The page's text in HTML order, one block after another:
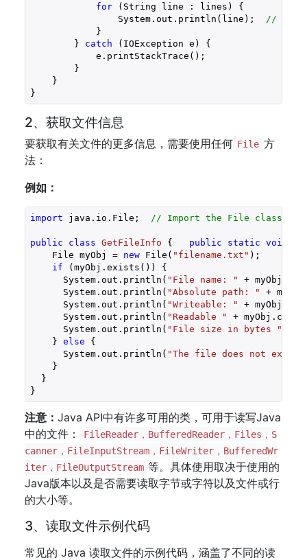
for (String line : lines) {
                System.out.println(line);
// 打印
            }
        }
catch (IOException e) {
            e.printStackTrace();
        }
    }
2、获取文件信息
要获取有关文件的更多信息，需要使用任何 File 方
法：
例如：
import java.io.File; // Import the File class
public class GetFileInfo { public static void
File myObj = new File( "filename.txt" );
if (myObj.exists()) {
System.out.println( "File name: " +
System.out.println( "Absolute path: " +
System.out.println( "Writeable: " +
System.out.println( "Readable " +
System.out.println( "File size in bytes "
} else {
System.out.println( "The file does not
}
}
注意： Java API中有许多可用的类，可用于读写Java
中的文件：
FileReader，BufferedReader，Files，S
canner，FileInputStream，FileWriter，BufferedWr
iter，FileOutputStream 等。具体使用取决于使用的
Java版本以及是否需要读取字节或字符以及文件或行
的大小等。
3、读取文件示例代码
常见的 Java 读取文件的示例代码，涵盖了不同的读